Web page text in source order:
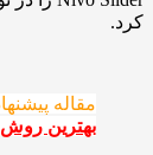
پیشنهادی:
روش ساخت